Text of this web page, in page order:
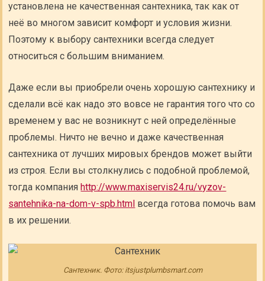
установлена не качественная сантехника, так как от
неё во многом зависит комфорт и условия жизни.
Поэтому к выбору сантехники всегда следует
относиться с большим вниманием.
Даже если вы приобрели очень хорошую сантехнику и
сделали всё как надо это вовсе не гарантия того что со
временем у вас не возникнут с ней определённые
проблемы. Ничто не вечно и даже качественная
сантехника от лучших мировых брендов может выйти
из строя. Если вы столкнулись с подобной проблемой,
тогда компанияhttp://www.maxiservis24.ru/vyzov-
santehnika-na-dom-v-spb.html всегда готова помочь вам
в их решении.
Сантехник. Фото: itsjustplumbsmart.com